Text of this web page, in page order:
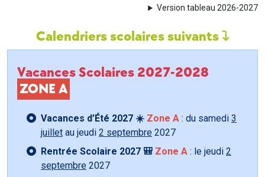
Version tableau 2026-2027
Calendriers scolaires suivants
Vacances Scolaires 2027-2028
ZONE A
Vacances d’Été 2027 ☀️ Zone A : du samedi 3
juillet au jeudi 2 septembre 2027
Rentrée Scolaire 2027 🎒 Zone A : le jeudi 2
septembre 2027